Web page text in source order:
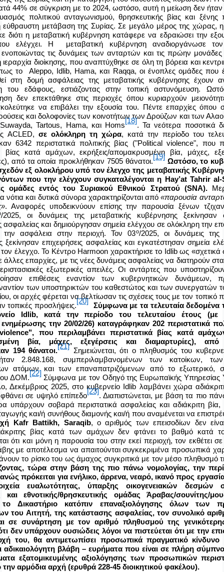
44% σε σύγκριση με το 2024, ωστόσο, αυτή η μείωση δεν
πολιτικού ανταγωνισμού, θρησκευτικής βίας και ξένης
μετάβαση της Συρίας. Σε μεγάλο μέρος της χώρας, η
διότι η μεταβατική κυβέρνηση κατάφερε να εδραιώσει την
ελέγχει. Η μεταβατική κυβέρνηση αναδιοργάνωσε
τις δυνάμεις των ανταρτών και τις πρώην
ιεραρχία διοίκησης, που αναπτύχθηκε σε όλη τη βόρεια και
το
Aleppo, Idlib, Hama, και Raqqa, οι ένοπλες ομάδες που
στη δομή ασφάλειας της μεταβατικής κυβέρνησης έχουν
του εδάφους, εστιάζοντας στην τοπική αστυνόμευση.
δεν επεκτάθηκε στις περιοχές όπου κυριαρχούν
να επιβάλει την εξουσία του. Πέντε επαρχίες όπου
και δολοφονίες των κοινοτήτων των Δρούζων και των
Suwayda,Tartous, Hama, και Homs
[18]
. Τα νεότερα ποσοτικά
ACLED, σε ολόκληρη τη χώρα,
κατά την περίοδο του
6342 περιστατικά πολιτικής βίας ("Political violence", που
βίας κατά αμάχων, εκρήξεις/απομακρυσμένη βία, μάχες,
από τα οποία προκλήθηκαν 7505 θάνατοι.
[19]
Ωστόσο, το
εξ ολοκλήρου υπό τον έλεγχο της μεταβατικής
που την ελέγχουν συγκαταλέγονται η
Hay’at Tahrir al-
ομάδες εντός του Συριακού Εθνικού Στρατού (SNA).
νότια και δυτικά σύνορα χαρακτηρίζονται από«παρουσία
. Αναφορές υποδεικνύουν επίσης την παρουσία ξένων
/2025, οι δυνάμεις της μεταβατικής κυβέρνησης ξεκίνησαν
ασφαλείας και δημιούργησαν σημεία ελέγχου σε ολόκληρη την
την ασφάλεια στην περιοχή. Τον 03ο/2025, οι δυνάμεις της
ξεκίνησαν επιχειρήσεις ασφαλείας και εγκατέστησαν σημεία
έλεγχο. Το Κέντρο Harmoon χαρακτήρισε το Idlibως «σχετικά
άλλες επαρχίες, με τις νέες δυνάμεις ασφαλείας να διατηρούν
εξωτερικές απειλές. Οι αντάρτες που
επιθέσεις εναντίον των κυβερνητικών δυνάμεων,
των υποστηρικτών του καθεστώτος και των συνεργατών
οι αρχές φέρεται να βελτίωσαν τις σχέσεις τους με τον τοπικό
τοπικές προσλήψεις.
[20]
Σύμφωνα με τα τελευταία δεδομένα
Idlib, κατά την περίοδο του τελευταίου έτους (με
ενημέρωσης την 20/02/26) καταγράφηκαν 202 περιστατικά
violence", που περιλαμβάνει περιστατικά βίας κατά
βία, μάχες, εξεγέρσεις και διαμαρτυρίες),
194 θάνατοι.
[21]
Σημειώνεται, ότι ο πληθυσμός του
2.848.168, συμπεριλαμβανομένων των κατοίκων, των
ατόμων και των επαναπατριζόμενων από το εξωτερικό,
του ΔΟΜ.
[22]
Σύμφωνα με τον Οδηγό της Ευρωπαϊκής Υπηρεσίας
Δεκέμβριος 2025, στο κυβερνείο
Idlib λαμβάνει χώρα
σε υψηλό επίπεδο
[23]
. Διαπιστώνεται, με βάση τα πιο
υπάρχουν σοβαρά περιστατικά ασφαλείας και αδιάκριτη
και/ή συνήθους διαμονής και/ή που αναμένεται να
Kafr Battikh, Saraqib, ο αριθμός των επεισοδίων δεν
βίας κατά των αμάχων δεν φτάνει το βαθμό κατά
ότι και μόνη η παρουσία του στην εκεί περιοχή, τον εκθέτει
με αποτέλεσμα να απαιτούνται συγκεκριμένα προσωπικά
το ρίσκο του ως άμαχος συγκριτικά με τον μέσο πληθυσμό
τώρα στην βάση της πιο πάνω νομολογίας, την
πρόκειται για ενήλικο, άρρενα, νεαρό, ικανό προς
ευαλωτότητας, ύπαρξης οικογενειακών δεσμών
και εθνοτικής/θρησκευτικής ομάδας Άραβας/σουνίτης/
Δικαστήριο κατόπιν επαναξιολόγησης όλων των
του Αιτητή, της κατάστασης ασφαλείας, τον συνολικό
σε συνάρτηση με τον αριθμό πληθυσμού της
δεν υπάρχουν ουσιώδεις λόγοι να πιστεύεται ότι με την
του, θα αντιμετωπίσει προσωπικά πραγματικό κίνδυνο
αδικαιολόγητη βλάβη – ευρήματα που είναι σε πλήρη
εξατομικευμένης αξιολόγησης των προσωπικών
αρμόδια αρχή (ερυθρά 228-45 διοικητικού φακέλου).